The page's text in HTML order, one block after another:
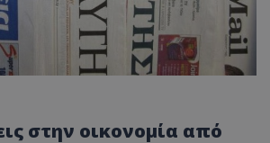
στην οικονομία από